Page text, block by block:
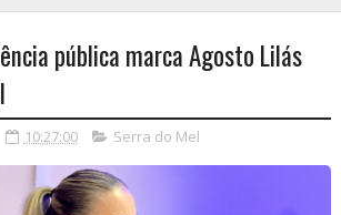
pública marca Agosto Lilás
10:27:00 Serra do Mel